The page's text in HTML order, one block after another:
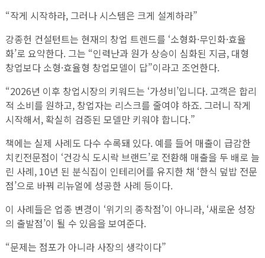
“작게 시작하라, 그러나 시스템은 크게 설계하라”
강종헌 컨설턴트는 현재의 창업 트렌드를 ‘소형화·무인화·효율
화’로 요약한다. 그는 “인력난과 원가 상승이 심화된 지금, 대형
창업보다 소형·효율형 창업모델이 답”이라고 조언한다.
“2026년 이후 창업시장의 키워드는 ‘가성비’입니다. 고객은 합리
적 소비를 원하고, 창업자는 리스크를 줄여야 하죠. 그러니 작게
시작해서, 확실히 검증된 모델만 키워야 합니다.”
책에는 실제 사례도 다수 수록돼 있다. 예를 들어 매출이 급감한
치킨전문점이 ‘건강식 도시락 브랜드’로 전환해 매출을 두 배로 늘
린 사례, 10년 된 분식집이 인테리어를 유지한 채 ‘한식 덮밥 전문
점’으로 바꿔 리뉴얼에 성공한 사례 등이다.
이 사례들은 업종 변경이 ‘위기의 종착점’이 아니라, ‘새로운 성장
의 출발점’이 될 수 있음을 보여준다.
“문제는 점포가 아니라 사장의 생각이다”